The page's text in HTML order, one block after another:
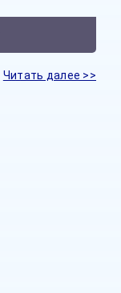
Читать далее >>